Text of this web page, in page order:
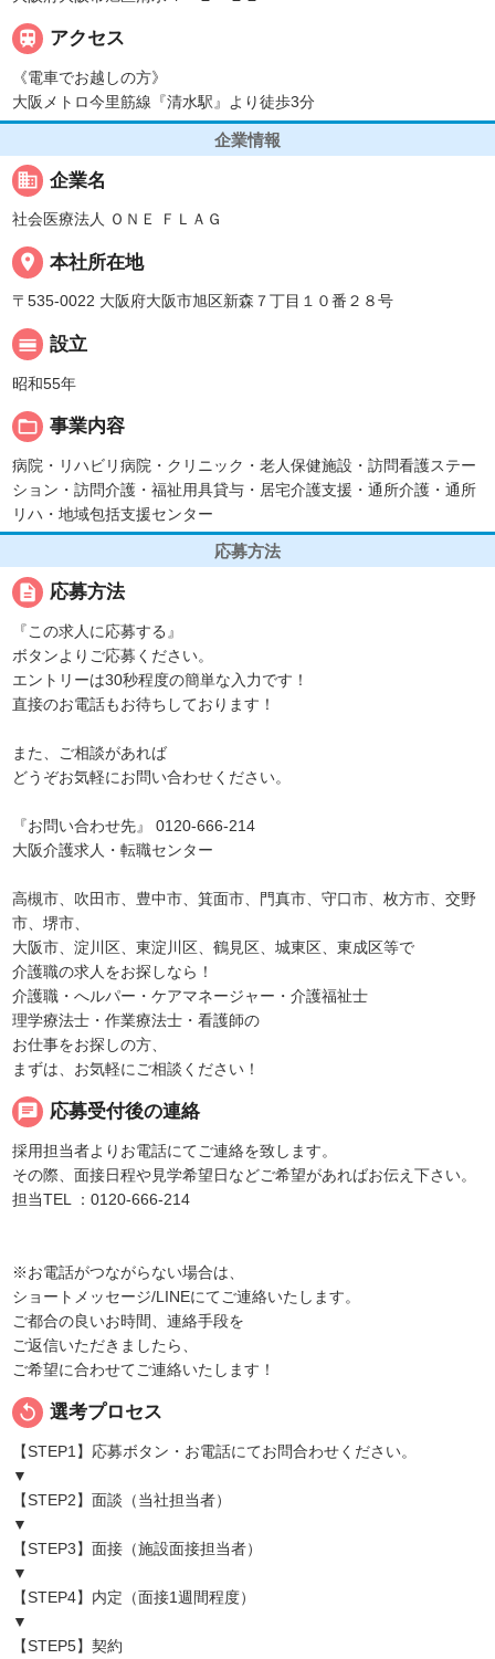
 アクセス
《電車でお越しの方》
大阪メトロ今里筋線『清水駅』より徒歩3分
企業情報
business 企業名
社会医療法人 ＯＮＥ ＦＬＡＧ
place 本社所在地
〒535-0022 大阪府大阪市旭区新森７丁目１０番２８号
calendar_view_day 設立
昭和55年
folder_open 事業内容
病院・リハビリ病院・クリニック・老人保健施設・訪問看護ステー
ション・訪問介護・福祉用具貸与・居宅介護支援・通所介護・通所
リハ・地域包括支援センター
応募方法
description 応募方法
『この求人に応募する』
ボタンよりご応募ください。
エントリーは30秒程度の簡単な入力です！
直接のお電話もお待ちしております！
また、ご相談があれば
どうぞお気軽にお問い合わせください。
『お問い合わせ先』 0120-666-214
大阪介護求人・転職センター
高槻市、吹田市、豊中市、箕面市、門真市、守口市、枚方市、交野
市、堺市、
大阪市、淀川区、東淀川区、鶴見区、城東区、東成区等で
介護職の求人をお探しなら！
介護職・へルパー・ケアマネージャー・介護福祉士
理学療法士・作業療法士・看護師の
お仕事をお探しの方、
まずは、お気軽にご相談ください！
chat 応募受付後の連絡
採用担当者よりお電話にてご連絡を致します。
その際、面接日程や見学希望日などご希望があればお伝え下さい。
担当TEL ：0120-666-214
※お電話がつながらない場合は、
ショートメッセージ/LINEにてご連絡いたします。
ご都合の良いお時間、連絡手段を
ご返信いただきましたら、
ご希望に合わせてご連絡いたします！
replay 選考プロセス
【STEP1】応募ボタン・お電話にてお問合わせください。
▼
【STEP2】面談（当社担当者）
▼
【STEP3】面接（施設面接担当者）
▼
【STEP4】内定（面接1週間程度）
▼
【STEP5】契約